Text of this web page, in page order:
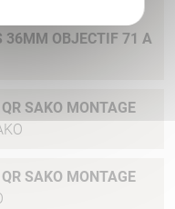
36MM OBJECTIF 71 A